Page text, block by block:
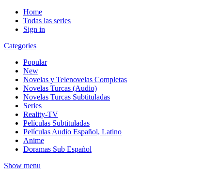
Home
Todas las series
Sign in
Categories
Popular
New
Novelas y Telenovelas Completas
Novelas Turcas (Audio)
Novelas Turcas Subtituladas
Series
Reality-TV
Películas Subtituladas
Películas Audio Español, Latino
Anime
Doramas Sub Español
Show menu